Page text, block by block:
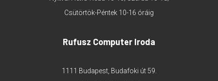
Csütörtök-Péntek 10-16 óráig
Rufusz Computer Iroda
1111 Budapest, Budafoki út 59.